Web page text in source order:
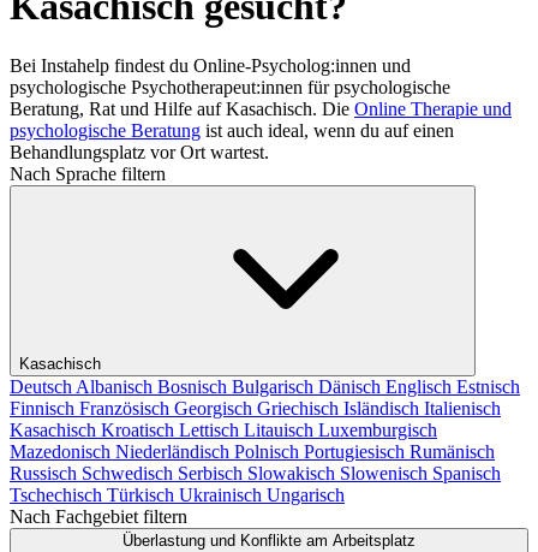
Bei Instahelp findest du Online-Psycholog:innen und
psychologische Psychotherapeut:innen für psychologische
Beratung, Rat und Hilfe auf Kasachisch. Die Online Therapie und
psychologische Beratung ist auch ideal, wenn du auf einen
Behandlungsplatz vor Ort wartest.
Nach Sprache filtern
Kasachisch
Deutsch Albanisch Bosnisch Bulgarisch Dänisch Englisch Estnisch
Finnisch Französisch Georgisch Griechisch Isländisch Italienisch
Kasachisch Kroatisch Lettisch Litauisch Luxemburgisch
Mazedonisch Niederländisch Polnisch Portugiesisch Rumänisch
Russisch Schwedisch Serbisch Slowakisch Slowenisch Spanisch
Tschechisch Türkisch Ukrainisch Ungarisch
Nach Fachgebiet filtern
Überlastung und Konflikte am Arbeitsplatz